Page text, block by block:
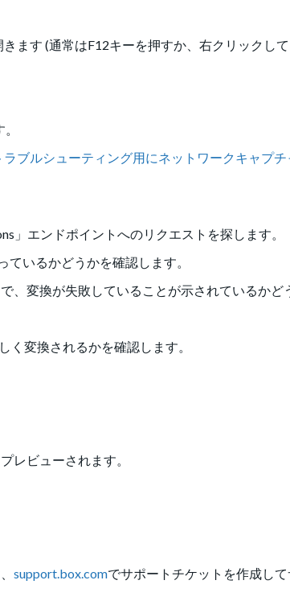
ます (通常はF12キーを押すか、右クリックして
ラブルシューティング用にネットワークキャプ
」エンドポイントへのリクエストを探します。
いるかどうかを確認します。
、変換が失敗していることが示されているかど
く変換されるかを確認します。
レビューされます。
support.box.comでサポートチケットを作成し